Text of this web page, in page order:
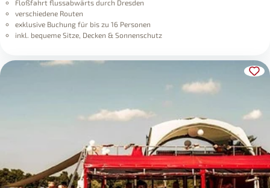
Floßfahrt flussabwärts durch Dresden
verschiedene Routen
exklusive Buchung für bis zu 16 Personen
inkl. bequeme Sitze, Decken & Sonnenschutz